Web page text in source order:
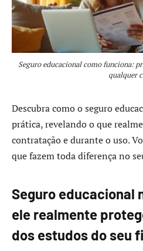
Seguro educacional como funciona:
qualquer
Descubra como o seguro
prática, revelando o que
contratação e durante o uso.
que fazem toda diferença no
Seguro educacional
ele realmente
dos estudos do seu